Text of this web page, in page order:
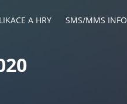
A HRY SMS/MMS INFO